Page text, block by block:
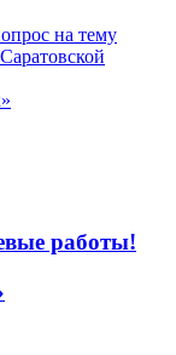
на тему
работы!